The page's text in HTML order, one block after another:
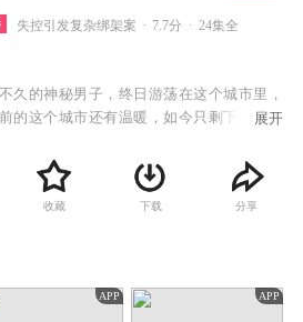
失控引发复杂绑架案 7.7分 24集全
久的神秘男子，终日游荡在这个城市里，
的这个城市还有温暖，如今只剩下了恨，
掉那个毁灭他生活的人。血液病医生林萧
险推销员纪凡，两人人生轨迹本无交集，
为同样的问题生生的撞在了一起，他们都需
自诩是金融精英的六哥，其实只是一个靠
展开
收藏 下载 分享
APP APP